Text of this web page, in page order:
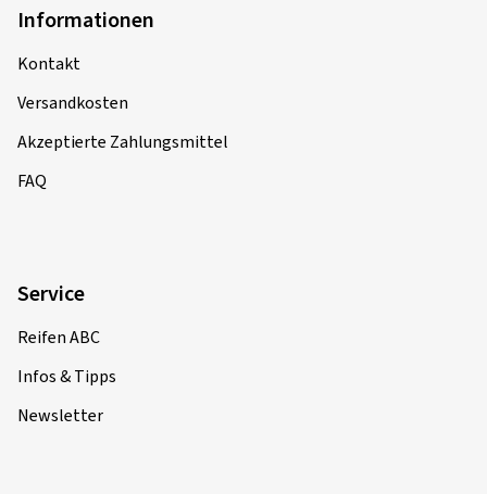
Informationen
Kontakt
Versandkosten
Akzeptierte Zahlungsmittel
FAQ
Service
Reifen ABC
Infos & Tipps
Newsletter